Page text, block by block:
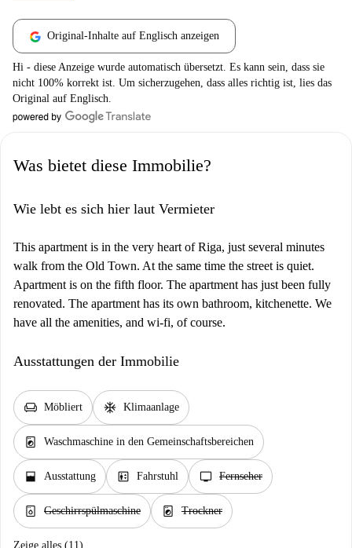
Original-Inhalte auf Englisch anzeigen
Hi - diese Anzeige wurde automatisch übersetzt. Es kann sein, dass sie
nicht 100% korrekt ist. Um sicherzugehen, dass alles richtig ist, lies das
Original auf Englisch.
Was bietet diese Immobilie?
Wie lebt es sich hier laut Vermieter
This apartment is in the very heart of Riga, just several minutes
walk from the Old Town. At the same time the street is quiet.
Apartment is on the fifth floor. The apartment has just been fully
renovated. The apartment has its own bathroom, kitchenette. We
have all the amenities, and wi-fi, of course.
Ausstattungen der Immobilie
chair Möbliert ac_unit Klimaanlage
local_laundry_service Waschmaschine in den Gemeinschaftsbereichen
window_open Ausstattung elevator Fahrstuhl tv Fernseher
dishwasher_gen Geschirrspülmaschine local_laundry_service Trockner
Zeige alles (11)